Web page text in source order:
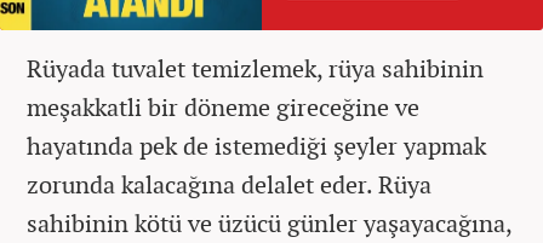
Rüyada tuvalet temizlemek, rüya sahibinin
meşakkatli bir döneme gireceğine ve
hayatında pek de istemediği şeyler yapmak
zorunda kalacağına delalet eder. Rüya
sahibinin kötü ve üzücü günler yaşayacağına,